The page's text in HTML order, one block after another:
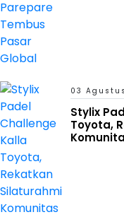
03
Stylix
Toyota,